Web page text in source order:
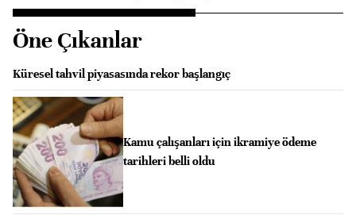
Öne Çıkanlar
Küresel tahvil piyasasında rekor başlangıç
Kamu çalışanları için ikramiye ödeme
tarihleri belli oldu